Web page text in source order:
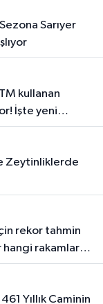
İşte yeni
hangi rakamları